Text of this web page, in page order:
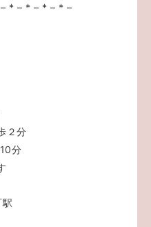
* – * – * – * –
２分
分